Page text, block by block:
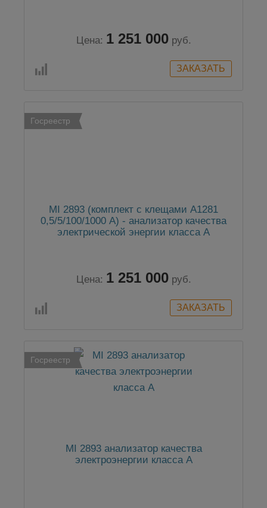
Цена: 1 251 000 руб.
Госреестр
MI 2893 (комплект с клещами А1281
0,5/5/100/1000 А) - анализатор качества
электрической энергии класса А
Цена: 1 251 000 руб.
Госреестр
MI 2893 анализатор качества
электроэнергии класса А